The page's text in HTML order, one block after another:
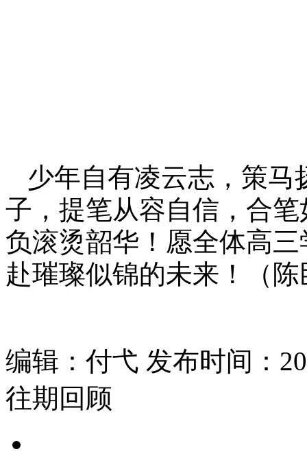
少年自有凌云志，策
子，提笔从容自信，合
负滚烫韶华！愿全体高
赴璀璨似锦的未来！（陈
编辑：付弋 发布时间：
往期回顾